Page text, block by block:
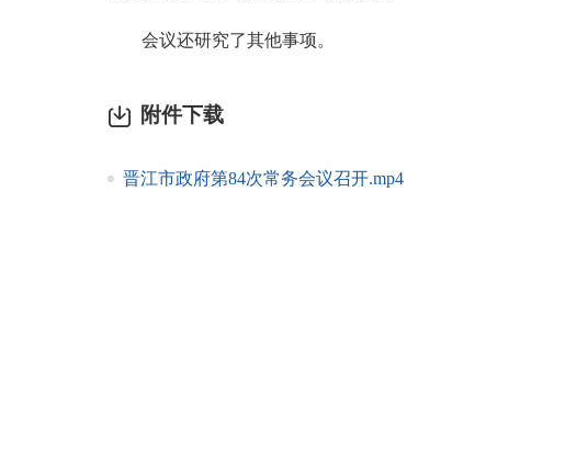
会议还研究了其他事项。
附件下载
晋江市政府第84次常务会议召开.mp4